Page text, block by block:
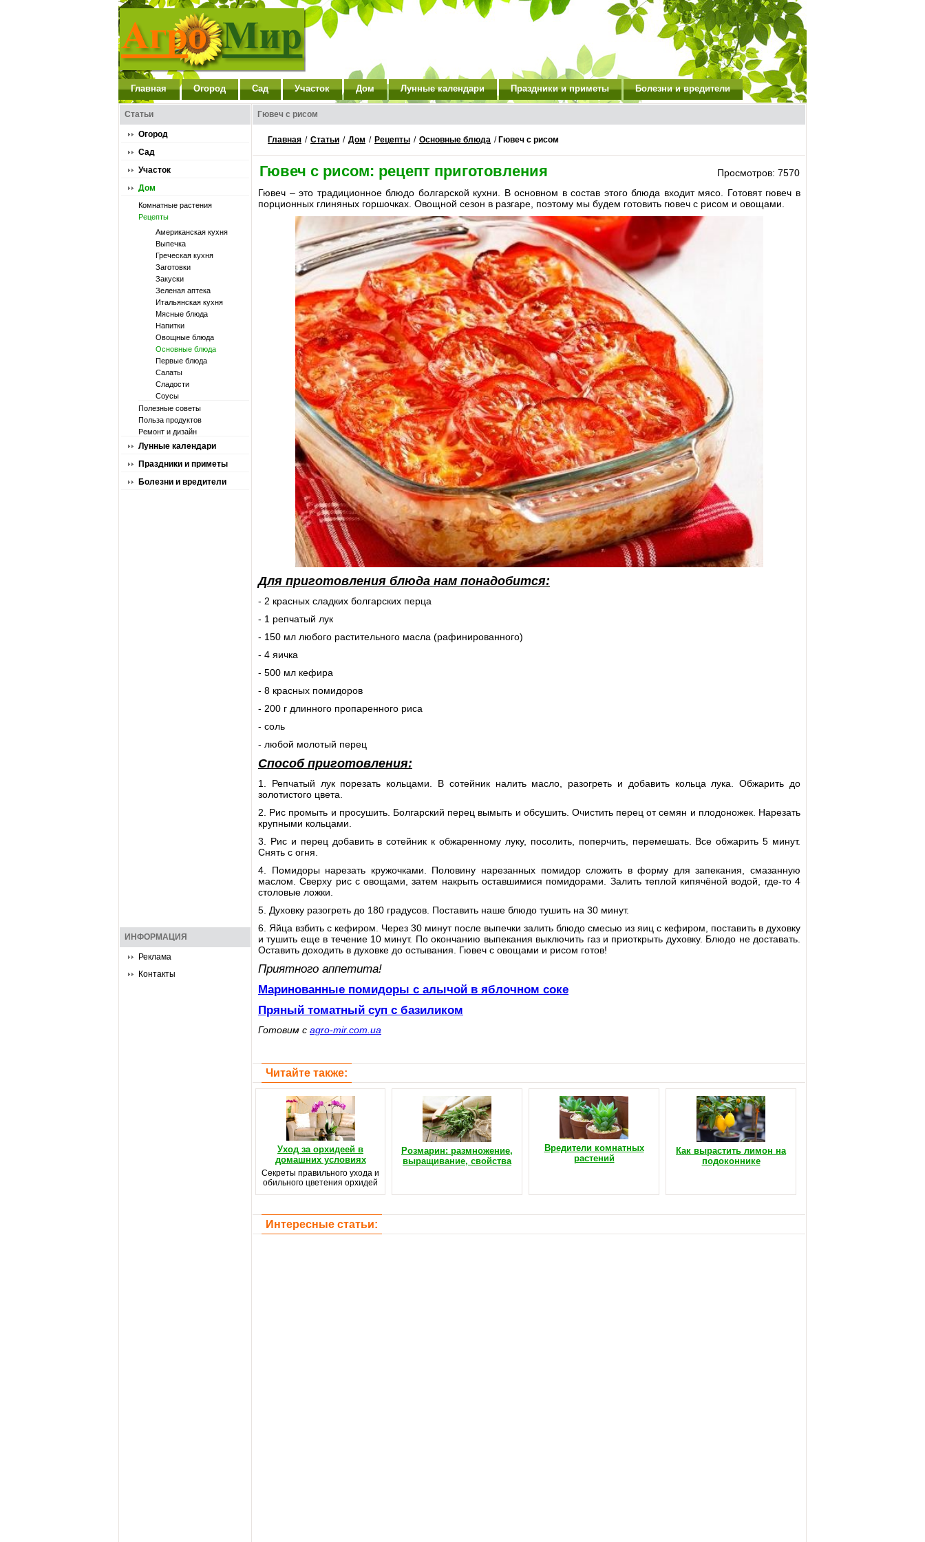
Главная Огород Сад Участок Дом Лунные календари Праздники и приметы Болезни и вредители
Статьи
Огород
Сад
Участок
Дом
Комнатные растения
Рецепты
Американская кухня
Выпечка
Греческая кухня
Заготовки
Закуски
Зеленая аптека
Итальянская кухня
Мясные блюда
Напитки
Овощные блюда
Основные блюда
Первые блюда
Салаты
Сладости
Соусы
Полезные советы
Польза продуктов
Ремонт и дизайн
Лунные календари
Праздники и приметы
Болезни и вредители
ИНФОРМАЦИЯ
Реклама
Контакты
Гювеч с рисом
Главная / Статьи / Дом / Рецепты / Основные блюда / Гювеч с рисом
Гювеч с рисом: рецепт приготовления
Просмотров: 7570
Гювеч – это традиционное блюдо болгарской кухни. В основном в состав этого блюда входит мясо. Готовят гювеч в
порционных глиняных горшочках. Овощной сезон в разгаре, поэтому мы будем готовить гювеч с рисом и овощами.
Для приготовления блюда нам понадобится:
- 2 красных сладких болгарских перца
- 1 репчатый лук
- 150 мл любого растительного масла (рафинированного)
- 4 яичка
- 500 мл кефира
- 8 красных помидоров
- 200 г длинного пропаренного риса
- соль
- любой молотый перец
Способ приготовления:
1. Репчатый лук порезать кольцами. В сотейник налить масло, разогреть и добавить кольца лука. Обжарить до
золотистого цвета.
2. Рис промыть и просушить. Болгарский перец вымыть и обсушить. Очистить перец от семян и плодоножек. Нарезать
крупными кольцами.
3. Рис и перец добавить в сотейник к обжаренному луку, посолить, поперчить, перемешать. Все обжарить 5 минут.
Снять с огня.
4. Помидоры нарезать кружочками. Половину нарезанных помидор сложить в форму для запекания, смазанную
маслом. Сверху рис с овощами, затем накрыть оставшимися помидорами. Залить теплой кипячёной водой, где-то 4
столовые ложки.
5. Духовку разогреть до 180 градусов. Поставить наше блюдо тушить на 30 минут.
6. Яйца взбить с кефиром. Через 30 минут после выпечки залить блюдо смесью из яиц с кефиром, поставить в духовку
и тушить еще в течение 10 минут. По окончанию выпекания выключить газ и приоткрыть духовку. Блюдо не доставать.
Оставить доходить в духовке до остывания. Гювеч с овощами и рисом готов!
Приятного аппетита!
Маринованные помидоры с алычой в яблочном соке
Пряный томатный суп с базиликом
Готовим с agro-mir.com.ua
Читайте также:
Уход за орхидеей в
домашних условиях
Секреты правильного ухода и
обильного цветения орхидей
Розмарин: размножение,
выращивание, свойства
Вредители комнатных
растений
Как вырастить лимон на
подоконнике
Интересные статьи: